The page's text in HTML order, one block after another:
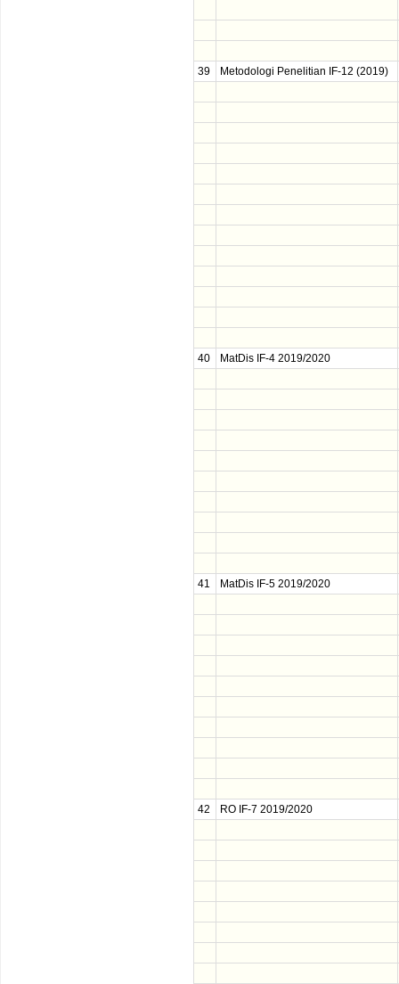
39 Metodologi Penelitian IF-12 (2019)
40 MatDis IF-4 2019/2020
41 MatDis IF-5 2019/2020
42 RO IF-7 2019/2020